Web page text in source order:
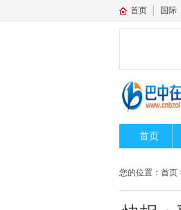
首页 国际
首页
您的位置： 首页